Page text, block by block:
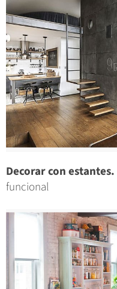
Decorar con estantes.
funcional